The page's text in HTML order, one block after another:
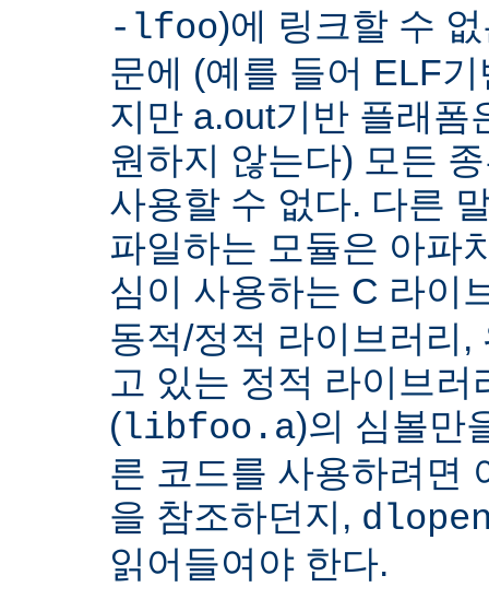
-lfoo)에 링크할 수
문에 (예를 들어 ELF
지만 a.out기반 플래폼
원하지 않는다) 모든
사용할 수 없다. 다른
파일하는 모듈은 아파
심이 사용하는 C 라이
동적/정적 라이브러리,
고 있는 정적 라이브러
(libfoo.a)의 심볼만
른 코드를 사용하려면
을 참조하던지,
읽어들여야 한다.